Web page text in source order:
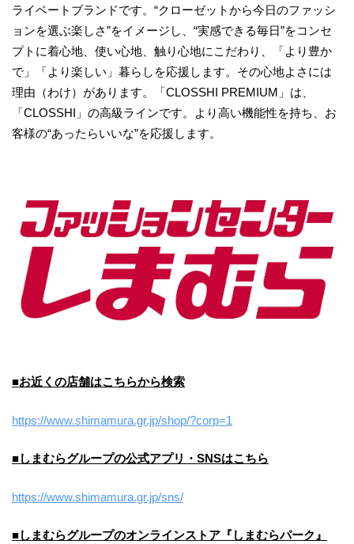
ライベートブランドです。“クローゼットから今日のファッシ
ョンを選ぶ楽しさ”をイメージし、“実感できる毎日”をコンセ
プトに着心地、使い心地、触り心地にこだわり、「より豊か
で」「より楽しい」暮らしを応援します。その心地よさには
理由（わけ）があります。「CLOSSHI PREMIUM」は、
「CLOSSHI」の高級ラインです。より高い機能性を持ち、お
客様の“あったらいいな”を応援します。
■お近くの店舗はこちらから検索
https://www.shimamura.gr.jp/shop/?corp=1
■しまむらグループの公式アプリ・SNSはこちら
https://www.shimamura.gr.jp/sns/
■しまむらグループのオンラインストア『しまむらパーク』